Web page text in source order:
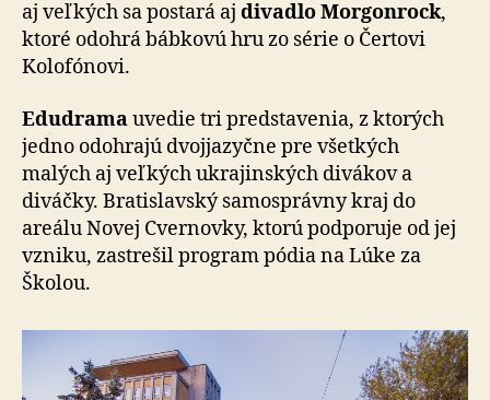
aj veľkých sa postará aj divadlo Morgonrock,
ktoré odohrá bábkovú hru zo série o Čertovi
Kolofónovi.
Edudramauvedie tri predstavenia, z ktorých
jedno odohrajú dvojjazyčne pre všetkých
malých aj veľkých ukrajinských divákov a
diváčky. Bratislavský samosprávny kraj do
areálu Novej Cvernovky, ktorú podporuje od jej
vzniku, zastrešil program pódia na Lúke za
Školou.